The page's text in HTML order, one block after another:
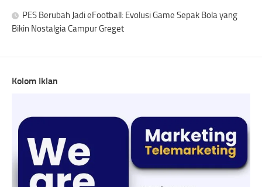
PES Berubah Jadi eFootball: Evolusi Game Sepak Bola yang
Bikin Nostalgia Campur Greget
Kolom Iklan